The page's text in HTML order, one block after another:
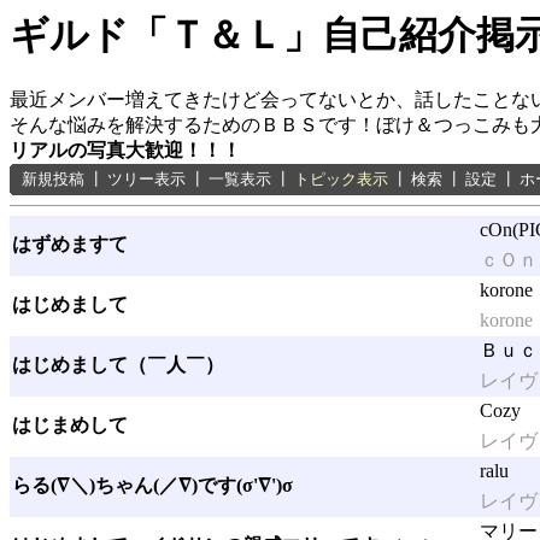
ギルド「Ｔ＆Ｌ」自己紹介掲
最近メンバー増えてきたけど会ってないとか、話したことな
そんな悩みを解決するためのＢＢＳです！ぼけ＆つっこみも
リアルの写真大歓迎！！！
新規投稿 ツリー表示 一覧表示 トピック表示 検索 設定 ホ
はずめますて
ｃＯｎ
はじめまして
korone
korone
はじめまして（￣人￣）
Ｂｕ
レイ
はじまめして
Cozy
レイ
らる(∇＼)ちゃん(／∇)です(σ'∇')σ
ralu
レイ
マリー